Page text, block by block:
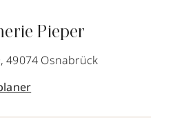
Pieper
49074 Osnabrück